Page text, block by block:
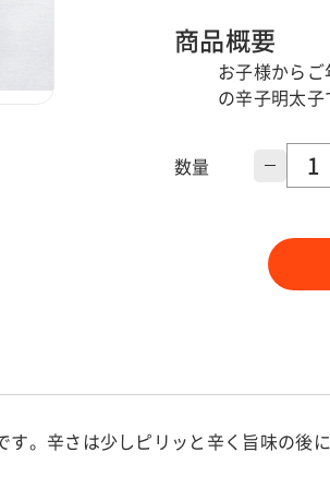
商品概要
お子様から
の辛子明太子
数量
。辛さは少しピリッと辛く旨味の後